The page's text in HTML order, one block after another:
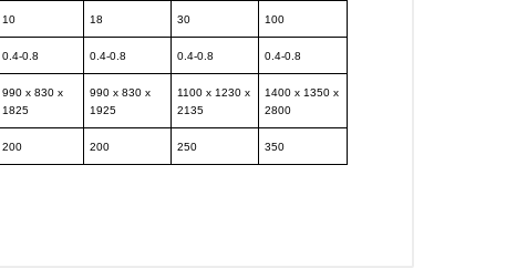
10 18 30 100
0.4-0.8 0.4-0.8 0.4-0.8 0.4-0.8
990 x 830 x
1825
990 x 830 x
1925
1100 x 1230 x
2135
1400 x 1350 x
2800
200 200 250 350